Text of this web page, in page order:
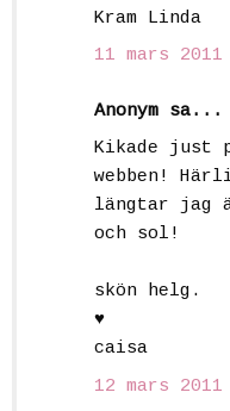
Kram Linda
11 mars
Anonym sa...
Kikade just
webben!
längtar jag
och sol!
skön helg.
♥
caisa
12 mars